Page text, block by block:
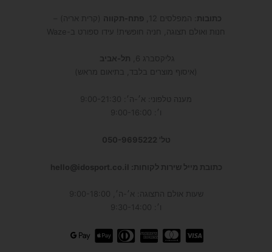
כתובות : המפלסים 12, פתח-תקווה (קרית אריה) –
חנות ואולם תצוגה, חניה חופשית! עידו ספורט ב-Waze
גליקסברג 6,
תל-אביב
(איסוף מוצרים בלבד, בתיאום מראש)
מענה טלפוני: א׳-ה׳: 9:00-21:30
ו׳: 9:00-16:00
טל' 050-9695222
כתובת מייל שירות לקוחות: hello@idosport.co.il
שעות אולם התצוגה: א׳-ה׳, 9:00-18:00
ו׳: 9:30-14:00